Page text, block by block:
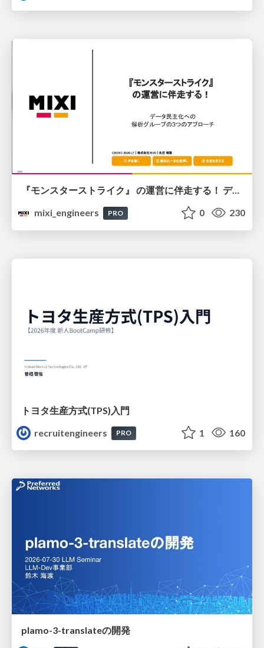
『モンスターストライク』 の運営に伴走する！ データ民主化への 解析グループの3つのアプローチ
mixi_engineers
PRO 0 230
トヨタ⽣産⽅式(TPS)⼊⾨
recruitengineers
PRO 1 160
plamo-3-translateの開発